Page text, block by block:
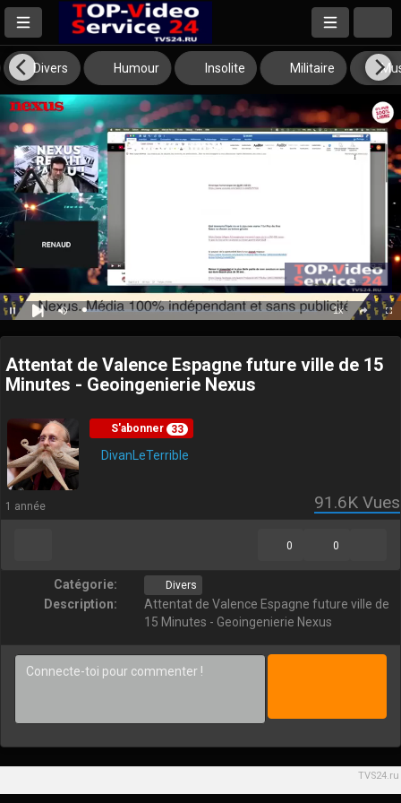
Divers Humour Insolite Militaire
Pause
Next
Mute Loaded :
7.69%
1xPlayback
Rate
social
Attentat de Valence Espagne future ville de 15
Minutes - Geoingenierie Nexus
S'abonner 33
DivanLeTerrible
1 année 91.6K Vues
0
0
Catégorie: Divers
Description:
Attentat de Valence Espagne future ville de
15 Minutes - Geoingenierie Nexus
TVS24.ru